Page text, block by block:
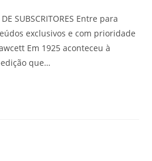
SUBSCRITORES Entre para
exclusivos e com prioridade
Em 1925 aconteceu à
que…